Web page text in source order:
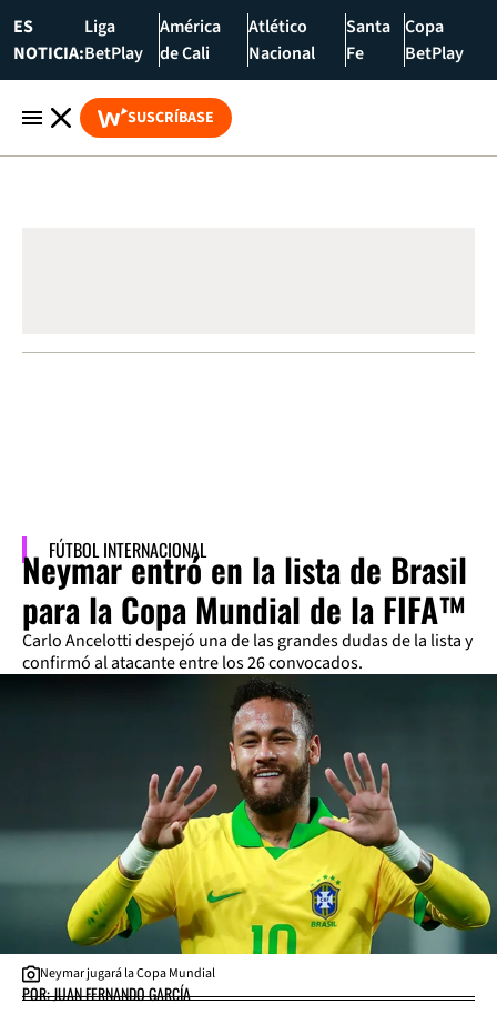
ES
NOTICIA:
Liga
BetPlay
América
de Cali
Atlético
Nacional
Santa
Fe
Copa
BetPlay
SUSCRÍBASE
FÚTBOL INTERNACIONAL
Neymar entró en la lista de Brasil
para la Copa Mundial de la FIFA™
Carlo Ancelotti despejó una de las grandes dudas de la lista y
confirmó al atacante entre los 26 convocados.
Neymar jugará la Copa Mundial
POR: JUAN FERNANDO GARCÍA